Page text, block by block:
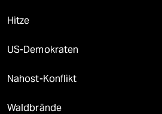
Hitze
US-Demokraten
Nahost-Konflikt
Waldbrände